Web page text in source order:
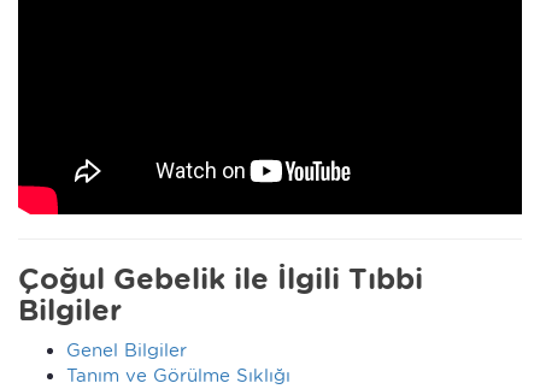
Çoğul Gebelik ile İlgili Tıbbi
Bilgiler
Genel Bilgiler
Tanım ve Görülme Sıklığı